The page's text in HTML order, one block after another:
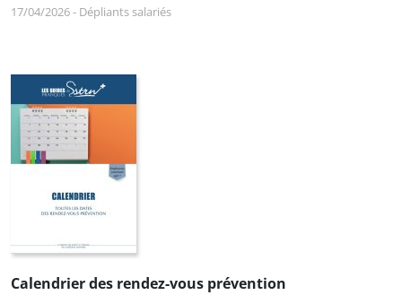
17/04/2026- Dépliants salariés
Calendrier des rendez-vous prévention